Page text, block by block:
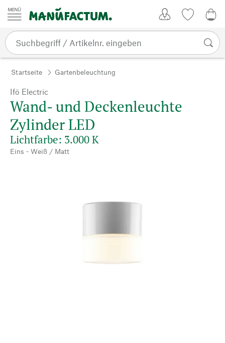
Zum Inhalt springen
Startseite Gartenbeleuchtung
Ifö Electric
Wand- und Deckenleuchte
Zylinder LED
Lichtfarbe: 3.000 K
Eins - Weiß / Matt